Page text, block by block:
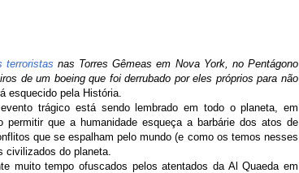
terroristas nas Torres Gêmeas em Nova York, no Pentágono
de um boeing que foi derrubado por eles próprios para não
esquecido pela História.
trágico está sendo lembradoem todo o planeta,
em
que a humanidade esqueça a barbárie dos atos de
que se espalham pelo mundo (e como os temos nesses
civilizados do planeta
muito tempo ofuscados pelos atentados da Al Quaeda em